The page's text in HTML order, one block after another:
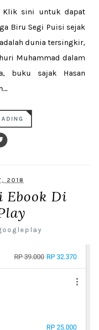
Klik sini untuk dapat
Biru Segi Puisi sejak
dunia tersingkir,
Muhammad dalam
buku sajak Hasan
2018
Ebook Di